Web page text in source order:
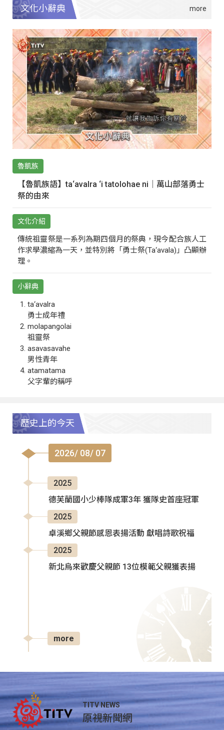
文化小辭典
魯凱族
【魯凱族語】ta‘avalra ‘i tatolohae ni｜萬山部落勇士
祭的由來
文化介紹
傳統祖靈祭是一系列為期四個月的祭典，現今配合族人工
作求學濃縮為一天，並特別將「勇士祭(Ta‘avala)」凸顯辦
理。
小辭典
ta‘avalra
勇士成年禮
molapangolai
祖靈祭
asavasavahe
男性青年
atamatama
父字輩的稱呼
歷史上的今天
2026/ 08/ 07
2025
德芙蘭國小少棒隊成軍3年 獲隊史首座冠軍
2025
卓溪鄉父親節感恩表揚活動 獻唱詩歌祝福
2025
新北烏來歡慶父親節 13位模範父親獲表揚
more
TITV NEWS
原視新聞網